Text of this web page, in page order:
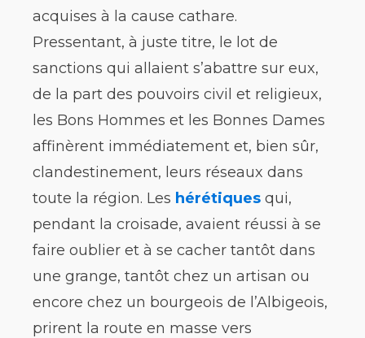
acquises à la cause cathare.
Pressentant, à juste titre, le lot de
sanctions qui allaient s’abattre sur eux,
de la part des pouvoirs civil et religieux,
les Bons Hommes et les Bonnes Dames
affinèrent immédiatement et, bien sûr,
clandestinement, leurs réseaux dans
toute la région. Les hérétiques qui,
pendant la croisade, avaient réussi à se
faire oublier et à se cacher tantôt dans
une grange, tantôt chez un artisan ou
encore chez un bourgeois de l’Albigeois,
prirent la route en masse vers